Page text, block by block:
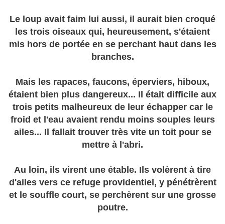
Le loup avait faim lui aussi, il aurait bien croqué
les trois oiseaux qui, heureusement, s'étaient
mis hors de portée en se perchant haut dans les
branches.
Mais les rapaces, faucons, éperviers, hiboux,
étaient bien plus dangereux... Il était difficile aux
trois petits malheureux de leur échapper car le
froid et l'eau avaient rendu moins souples leurs
ailes... Il fallait trouver très vite un toit pour se
mettre à l'abri.
Au loin, ils virent une étable. Ils volèrent à tire
d'ailes vers ce refuge providentiel, y pénétrèrent
et le souffle court, se perchèrent sur une grosse
poutre.